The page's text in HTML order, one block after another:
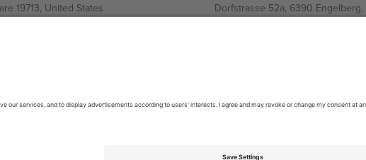
19713, United States
Dorfstrasse 52a, 6390
Sofia, Bulgaria
06700 Ciudad de México, CDMX, Mexico